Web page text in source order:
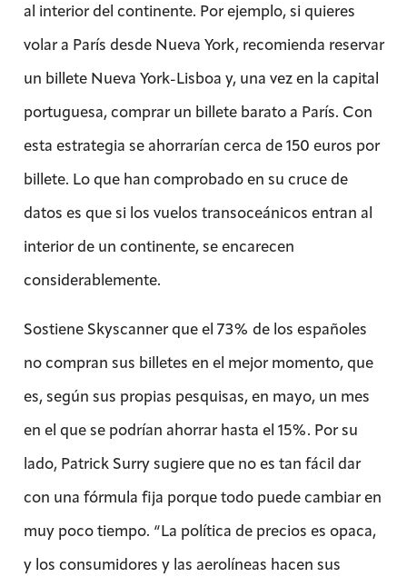
al interior del continente. Por ejemplo, si quieres
volar a París desde Nueva York, recomienda reservar
un billete Nueva York-Lisboa y, una vez en la capital
portuguesa, comprar un billete barato a París. Con
esta estrategia se ahorrarían cerca de 150 euros por
billete. Lo que han comprobado en su cruce de
datos es que si los vuelos transoceánicos entran al
interior de un continente, se encarecen
considerablemente.
Sostiene Skyscanner que el 73% de los españoles
no compran sus billetes en el mejor momento, que
es, según sus propias pesquisas, en mayo, un mes
en el que se podrían ahorrar hasta el 15%. Por su
lado, Patrick Surry sugiere que no es tan fácil dar
con una fórmula fija porque todo puede cambiar en
muy poco tiempo. “La política de precios es opaca,
y los consumidores y las aerolíneas hacen sus